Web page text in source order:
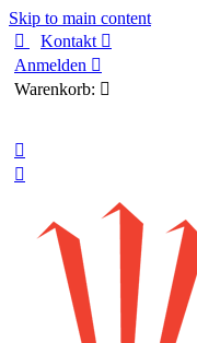
Skip to main content

Kontakt 
Anmelden 
Warenkorb: 

